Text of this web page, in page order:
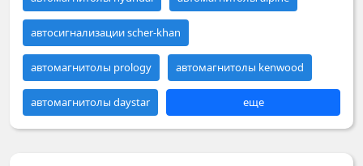
автосигнализации scher-khan
автомагнитолы prology автомагнитолы kenwood
автомагнитолы daystar еще